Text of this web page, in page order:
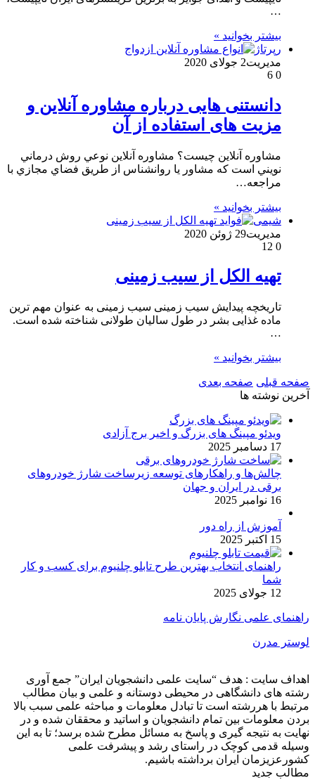
…
بیشتر بخوانید »
رپرتاژ
مدیریت2 جولای 2020
0
دانستنی هایی درباره مشاوره آنلاین و
مزیت های استفاده از آن
مشاوره آنلاین چیست؟ مشاوره آنلاين نوعي روش درماني
نويني است كه مشاور يا روانشناس از طريق فضاي مجازي با
مراجعه…
بیشتر بخوانید »
شیمی
مدیریت29 ژوئن 2020
0
تهیه الکل از سیب زمینی
تاریخچه پیدایش سیب زمینی سیب زمینی به عنوان مهم ترین
ماده غذایی بشر در طول سالیان طولانی شناخته شده است.
…
بیشتر بخوانید »
صفحه قبلی صفحه بعدی
آخرین نوشته ها
ویدئو مپینگ های بزرگ و اخیر برج آزادی
17 دسامبر 2025
چالش‌ها و راهکارهای توسعه زیرساخت شارژ خودروهای
برقی در ایران و جهان
16 نوامبر 2025
آموزش از راه دور
15 اکتبر 2025
راهنمای انتخاب بهترین طرح تابلو چلنیوم برای کسب و کار
شما
12 جولای 2025
راهنمای علمی نگارش پایان نامه
لوستر مدرن
اهداف سایت : هدف “سایت علمی دانشجویان ایران” جمع آوری
رشته های دانشگاهی در محیطی دوستانه و علمی و بیان مطالب
مرتبط با هررشته است تا تبادل معلومات و مباحثه علمی سبب بالا
بردن معلومات بین تمام دانشجویان و اساتید و محققان شده و در
نهایت به نتیجه گیری و پاسخ به مسائل مطرح شده برسد؛ تا به این
وسیله قدمی کوچک در راستای رشد و پیشرفت علمی
کشورعزیزمان ایران برداشته باشیم.
مطالب جدید